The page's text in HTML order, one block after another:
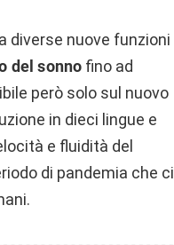
diverse nuove funzioni
del sonno fino ad
però solo sul nuovo
in dieci lingue e
e fluidità del
di pandemia che ci